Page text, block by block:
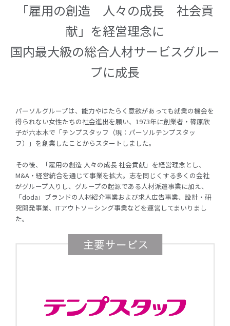
「雇用の創造 人々の成長 社会貢
献」を経営理念に
国内最大級の総合人材サービスグルー
プに成長
パーソルグループは、能力やはたらく意欲があっても就業の機会を
得られない女性たちの社会進出を願い、1973年に創業者・篠原欣
子が六本木で「テンプスタッフ（現：パーソルテンプスタッ
フ）」を創業したことからスタートしました。
その後、「雇用の創造 人々の成長 社会貢献」を経営理念とし、
M&A・経営統合を通じて事業を拡大。志を同じくする多くの会社
がグループ入りし、グループの起源である人材派遣事業に加え、
「doda」ブランドの人材紹介事業および求人広告事業、設計・研
究開発事業、ITアウトソーシング事業などを運営してまいりまし
た。